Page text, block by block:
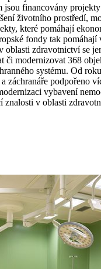
financovány
životního prostředí,
které pomáhají
fondy tak pomáhají
oblasti zdravotnictví se
či modernizovat 368
systému. Od
záchranáře podpořeno
vybavení
znalosti v oblasti